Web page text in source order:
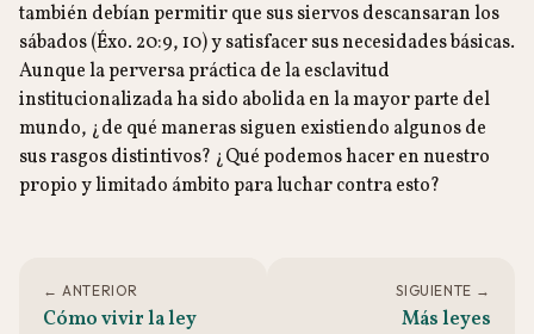
también debían permitir que sus siervos descansaran los
sábados (Éxo. 20:9, 10) y satisfacer sus necesidades básicas.
Aunque la perversa práctica de la esclavitud
institucionalizada ha sido abolida en la mayor parte del
mundo, ¿de qué maneras siguen existiendo algunos de
sus rasgos distintivos? ¿Qué podemos hacer en nuestro
propio y limitado ámbito para luchar contra esto?
← ANTERIOR
Cómo vivir la ley
SIGUIENTE →
Más leyes